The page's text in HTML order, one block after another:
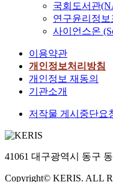
국회도서관
연구윤리정보
사이언스온
이용약관
개인정보처리방침
개인정보 재동의
기관소개
저작물 게시중단요
41061 대구광역시 동구
Copyright© KERIS. ALL